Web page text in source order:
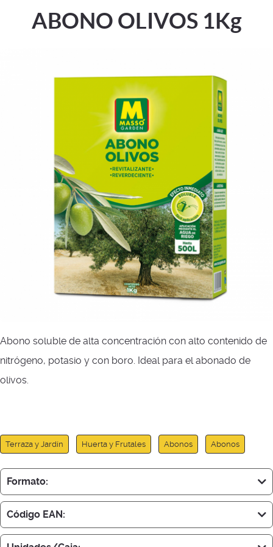
ABONO OLIVOS 1Kg
Abono soluble de alta concentración con alto contenido de
nitrógeno, potasio y con boro. Ideal para el abonado de
olivos.
Terraza y Jardín Huerta y Frutales Abonos Abonos
Formato:
Código EAN: